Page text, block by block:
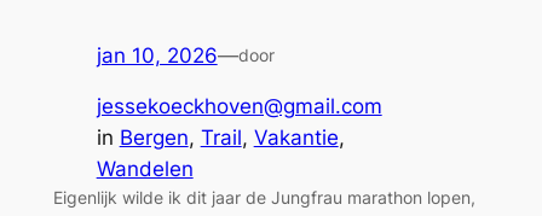
jan 10, 2026—door
jessekoeckhoven@gmail.com
in Bergen, Trail, Vakantie
Wandelen
Eigenlijk wilde ik dit jaar de Jungfrau marathon lopen,